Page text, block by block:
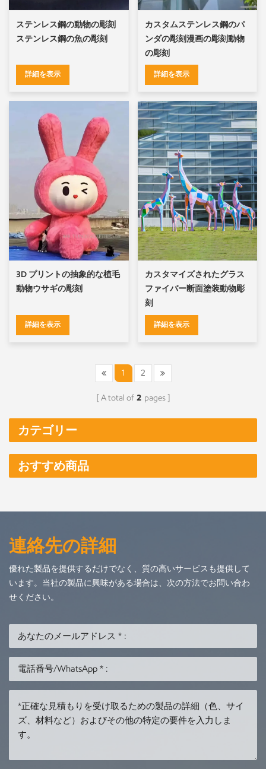
ステンレス鋼の動物の彫刻
ステンレス鋼の魚の彫刻
詳細を表示
カスタムステンレス鋼のパ
ンダの彫刻漫画の彫刻動物
の彫刻
詳細を表示
3D プリントの抽象的な植毛
動物ウサギの彫刻
詳細を表示
カスタマイズされたグラス
ファイバー断面塗装動物彫
刻
詳細を表示
1 2
A total of 2 pages
カテゴリー
おすすめ商品
連絡先の詳細
優れた製品を提供するだけでなく、質の高いサービスも提供して
います。当社の製品に興味がある場合は、次の方法でお問い合わ
せください。